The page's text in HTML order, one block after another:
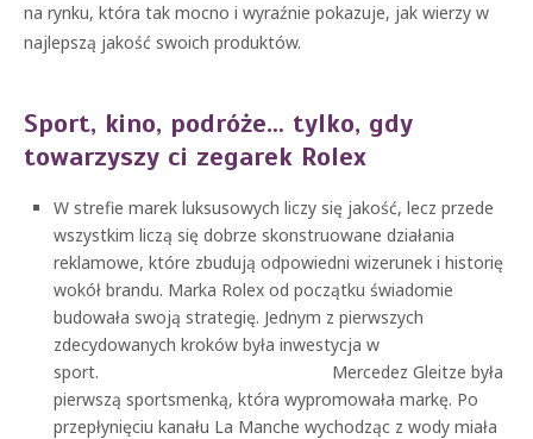
na rynku, która tak mocno i wyraźnie pokazuje, jak wierzy w
najlepszą jakość swoich produktów.
Sport, kino, podróże… tylko, gdy
towarzyszy ci zegarek Rolex
W strefie marek luksusowych liczy się jakość, lecz przede
wszystkim liczą się dobrze skonstruowane działania
reklamowe, które zbudują odpowiedni wizerunek i historię
wokół brandu. Marka Rolex od początku świadomie
budowała swoją strategię. Jednym z pierwszych
zdecydowanych kroków była inwestycja w
sport. Mercedez Gleitze była
pierwszą sportsmenką, która wypromowała markę. Po
przepłynięciu kanału La Manche wychodząc z wody miała